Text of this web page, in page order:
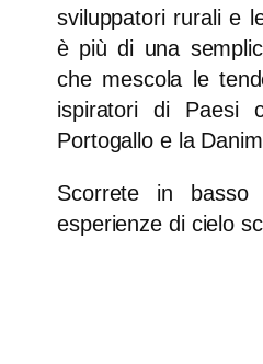
sviluppatori rurali e
è più di una
che mescola le
ispiratori di Paesi
Portogallo e la
Scorrete in
esperienze di cielo